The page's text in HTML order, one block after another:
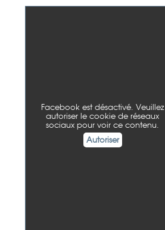
Facebook est désactivé. Veuillez
autoriser le cookie de réseaux
sociaux pour voir ce contenu.
Autoriser